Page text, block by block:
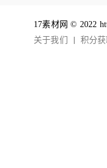
17素材网 © 2022
关于我们
积分获